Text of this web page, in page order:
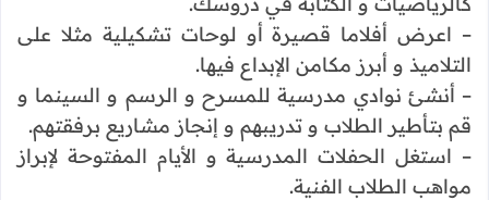
– اعرض أفلاما قصيرة أو لوحات تشكيلية مثلا على
التلاميذ و أبرز مكامن الإبداع فيها.
– أنشئ نوادي مدرسية للمسرح و الرسم و السينما و
قم بتأطير الطلاب و تدريبهم و إنجاز مشاريع برفقتهم.
– استغل الحفلات المدرسية و الأيام المفتوحة لإبراز
مواهب الطلاب الفنية.